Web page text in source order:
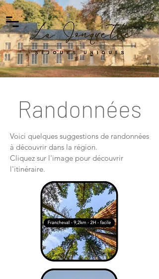
Randonnées
Voici quelques suggestions de randonnées
à découvrir dans la région.
Cliquez sur l'image pour découvrir
l'itinéraire.